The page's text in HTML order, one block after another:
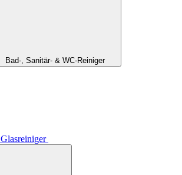
Bad-, Sanitär- & WC-Reiniger
Glasreiniger